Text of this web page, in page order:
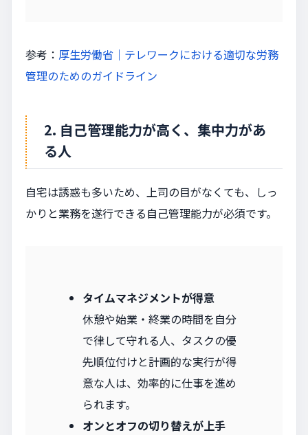
参考： 厚生労働省｜テレワークにおける適切な労務
管理のためのガイドライン
2. 自己管理能力が高く、集中力があ
る人
自宅は誘惑も多いため、上司の目がなくても、しっ
かりと業務を遂行できる自己管理能力が必須です。
タイムマネジメントが得意
休憩や始業・終業の時間を自分
で律して守れる人、タスクの優
先順位付けと計画的な実行が得
意な人は、効率的に仕事を進め
られます。
オンとオフの切り替えが上手